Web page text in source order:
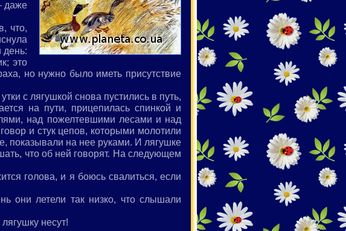
даже
что,
день:
это
но нужно было иметь присутствие
с лягушкой снова пустились в путь,
на пути, прицепилась спинкой и
над пожелтевшими лесами и над
и стук цепов, которыми молотили
показывали на нее руками. И лягушке
что об ней говорят. На следующем
голова, и я боюсь свалиться, если
они летели так низко, что слышали
несут!